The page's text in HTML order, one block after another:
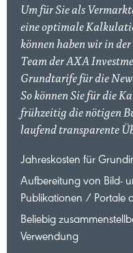
Um für Sie als
eine optimale
können haben wir in
Team der AXA
Grundtarife für die
So können Sie für die
frühzeitig die nötigen
laufend transparente
Jahreskosten für
Aufbereitung von Bild-
Publikationen / Portale
Beliebig
Verwendung